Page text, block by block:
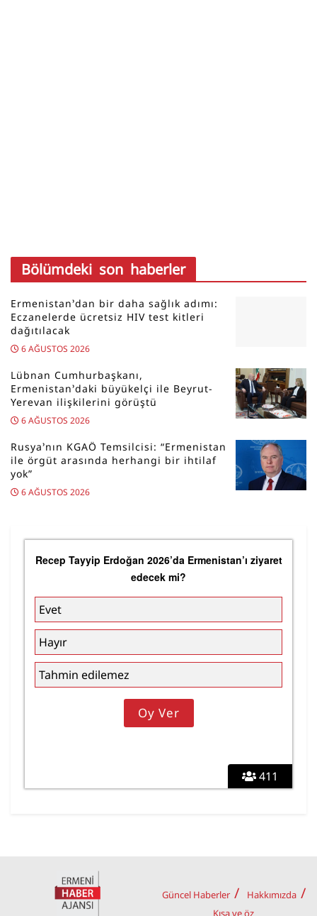
Bölümdeki son haberler
Ermenistan’dan bir daha sağlık adımı:
Eczanelerde ücretsiz HIV test kitleri
dağıtılacak
6 AĞUSTOS 2026
Lübnan Cumhurbaşkanı,
Ermenistan’daki büyükelçi ile Beyrut-
Yerevan ilişkilerini görüştü
6 AĞUSTOS 2026
Rusya’nın KGAÖ Temsilcisi: “Ermenistan
ile örgüt arasında herhangi bir ihtilaf
yok”
6 AĞUSTOS 2026
411
Recep Tayyip Erdoğan 2026’da Ermenistan’ı ziyaret
edecek mi?
Evet
Hayır
Tahmin edilemez
Güncel Haberler
Hakkımızda
Kısa ve öz